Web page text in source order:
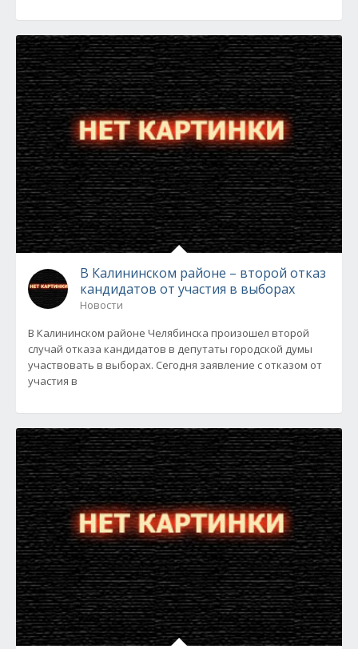
В Калининском районе – второй отказ
кандидатов от участия в выборах
Новости
В Калининском районе Челябинска произошел второй
случай отказа кандидатов в депутаты городской думы
участвовать в выборах. Сегодня заявление с отказом от
участия в